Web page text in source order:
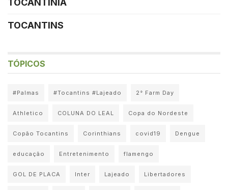
TOCANTINIA
TOCANTINS
TÓPICOS
#Palmas #Tocantins #Lajeado 2° Farm Day
Athletico COLUNA DO LEAL Copa do Nordeste
Copão Tocantins Corinthians covid19 Dengue
educação Entretenimento flamengo
GOL DE PLACA Inter Lajeado Libertadores